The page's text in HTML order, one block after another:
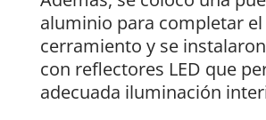
aluminio para completar el
cerramiento y se
con reflectores LED que
adecuada iluminación